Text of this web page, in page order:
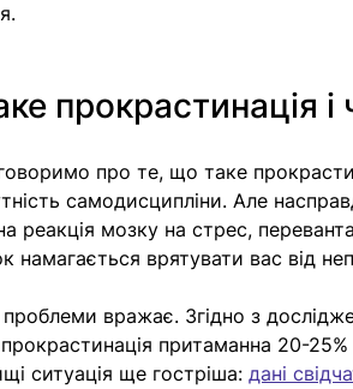
прокрастинація
про те, що таке
самодисципліни. Але
реакція мозку на стрес,
намагається врятувати вас від
вражає. Згідно з
прокрастинація притаманна 20-
ситуація ще гостріша: дані